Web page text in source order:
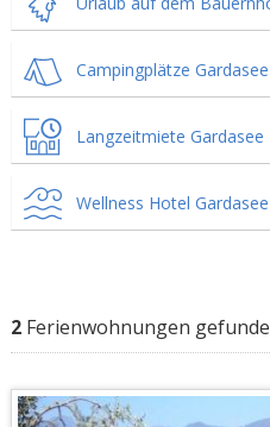
Campingplätze Gardasee
Langzeitmiete Gardasee
Wellness Hotel Gardasee
2Ferienwohnungen